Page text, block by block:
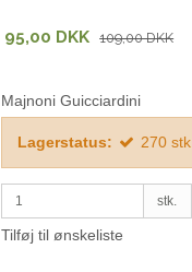
95,00 DKK 109,00 DKK
Majnoni Guicciardini
Lagerstatus: 270 stk.
stk.
Tilføj til ønskeliste